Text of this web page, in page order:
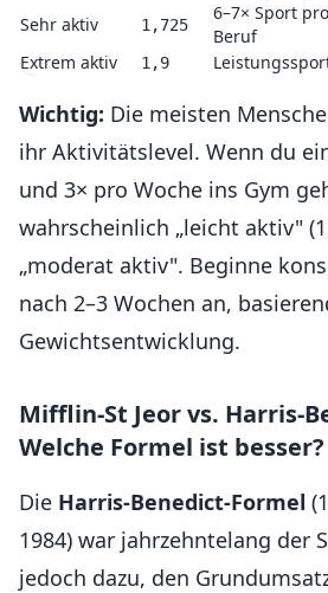
Sehr aktiv
1,725
6–7× Sport
Beruf
Extrem aktiv
1,9
Wichtig: Die meisten
ihr Aktivitätslevel. Wenn du
und 3× pro Woche ins Gym
wahrscheinlich „leicht aktiv"
„moderat aktiv". Beginne
nach 2–3 Wochen an,
Gewichtsentwicklung.
Mifflin-St Jeor vs. Harris-
Welche Formel ist besser?
Die Harris-Benedict-Formel
1984) war jahrzehntelang der
jedoch dazu, den